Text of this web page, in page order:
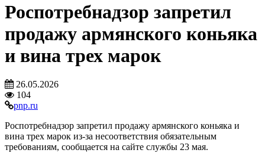
Роспотребнадзор запретил
продажу армянского коньяка
и вина трех марок
26.05.2026
104
pnp.ru
Роспотребнадзор запретил продажу армянского коньяка и
вина трех марок из-за несоответствия обязательным
требованиям, сообщается на сайте службы 23 мая.